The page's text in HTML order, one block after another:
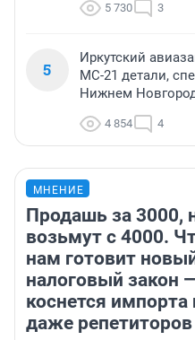
5 730 3
5
Иркутский
МС-21 детали,
Нижнем
4 854 4
МНЕНИЕ
Продашь за 3000,
возьмут с 4000.
нам готовит
налоговый закон
коснется импорта
даже репетиторов